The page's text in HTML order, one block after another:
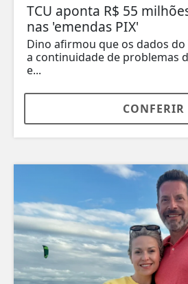
TCU aponta R$ 55
nas 'emendas PIX'
Dino afirmou que os dados
a continuidade de problemas
e...
CONFERIR